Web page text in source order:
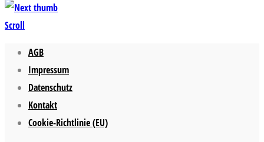
Scroll
AGB
Impressum
Datenschutz
Kontakt
Cookie-Richtlinie (EU)